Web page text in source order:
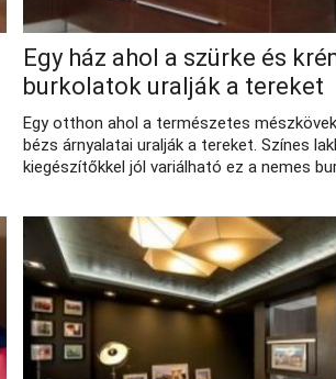
Egy ház ahol a szürke és
burkolatok uralják a tereket
Egy otthon ahol a természetes
bézs árnyalatai uralják a tereket. Színes
kiegészítőkkel jól variálható ez a nemes